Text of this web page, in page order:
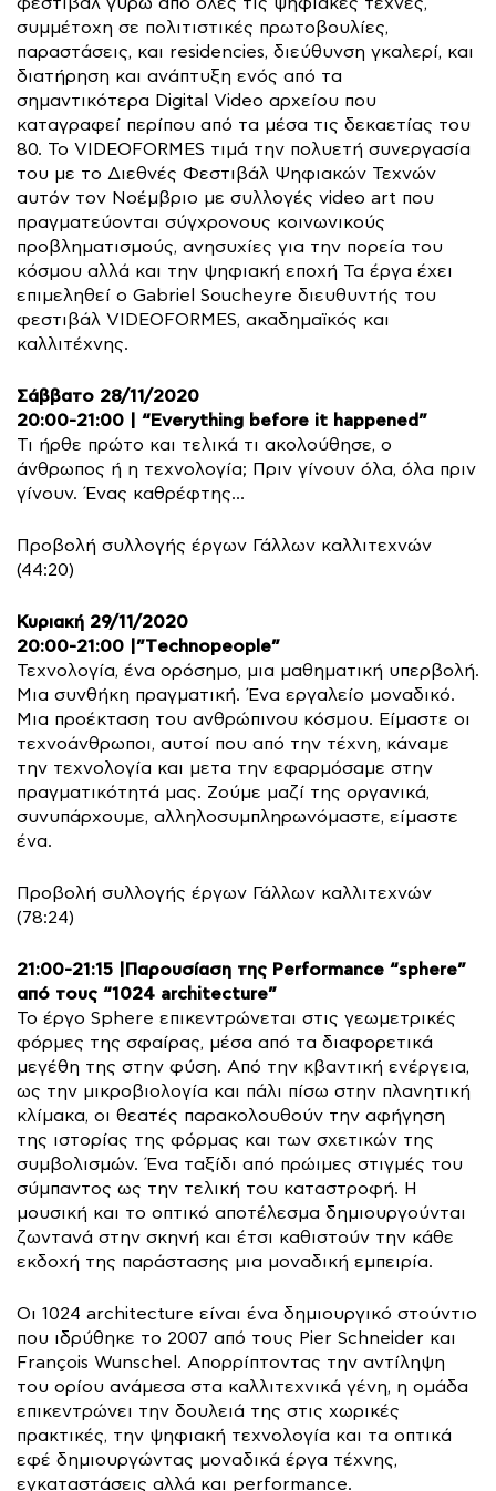
συμμέτοχη σε πολιτιστικές πρωτοβουλίες,
παραστάσεις, και residencies, διεύθυνση γκαλερί, και
διατήρηση και ανάπτυξη ενός από τα
σημαντικότερα Digital Video αρχείου που
καταγραφεί περίπου από τα μέσα τις δεκαετίας του
80. Το VIDEOFORMES τιμά την πολυετή συνεργασία
του με το Διεθνές Φεστιβάλ Ψηφιακών Τεχνών
αυτόν τον Νοέμβριο με συλλογές video art που
πραγματεύονται σύγχρονους κοινωνικούς
προβληματισμούς, ανησυχίες για την πορεία του
κόσμου αλλά και την ψηφιακή εποχή Τα έργα έχει
επιμεληθεί ο Gabriel Soucheyre διευθυντής του
φεστιβάλ VIDEOFORMES, ακαδημαϊκός και
καλλιτέχνης.
Σάββατο 28/11/2020
20:00-21:00 | “Εverything before it happened”
Τι ήρθε πρώτο και τελικά τι ακολούθησε, ο
άνθρωπος ή η τεχνολογία; Πριν γίνουν όλα, όλα πριν
γίνουν. Ένας καθρέφτης…
Προβολή συλλογής έργων Γάλλων καλλιτεχνών
(44:20)
Κυριακή 29/11/2020
20:00-21:00 |”Τechnopeople”
Τεχνολογία, ένα ορόσημο, μια μαθηματική υπερβολή.
Μια συνθήκη πραγματική. Ένα εργαλείο μοναδικό.
Μια προέκταση του ανθρώπινου κόσμου. Είμαστε οι
τεχνοάνθρωποι, αυτοί που από την τέχνη, κάναμε
την τεχνολογία και μετα την εφαρμόσαμε στην
πραγματικότητά μας. Ζούμε μαζί της οργανικά,
συνυπάρχουμε, αλληλοσυμπληρωνόμαστε, είμαστε
ένα.
Προβολή συλλογής έργων Γάλλων καλλιτεχνών
(78:24)
21:00-21:15 |Παρουσίαση της Performance “sphere”
από τους “1024 architecture”
Το έργο Sphere επικεντρώνεται στις γεωμετρικές
φόρμες της σφαίρας, μέσα από τα διαφορετικά
μεγέθη της στην φύση. Από την κβαντική ενέργεια,
ως την μικροβιολογία και πάλι πίσω στην πλανητική
κλίμακα, οι θεατές παρακολουθούν την αφήγηση
της ιστορίας της φόρμας και των σχετικών της
συμβολισμών. Ένα ταξίδι από πρώιμες στιγμές του
σύμπαντος ως την τελική του καταστροφή. Η
μουσική και το οπτικό αποτέλεσμα δημιουργούνται
ζωντανά στην σκηνή και έτσι καθιστούν την κάθε
εκδοχή της παράστασης μια μοναδική εμπειρία.
Οι 1024 architecture είναι ένα δημιουργικό στούντιο
που ιδρύθηκε το 2007 από τους Pier Schneider και
François Wunschel. Απορρίπτοντας την αντίληψη
του ορίου ανάμεσα στα καλλιτεχνικά γένη, η ομάδα
επικεντρώνει την δουλειά της στις χωρικές
πρακτικές, την ψηφιακή τεχνολογία και τα οπτικά
εφέ δημιουργώντας μοναδικά έργα τέχνης,
εγκαταστάσεις αλλά και performance.